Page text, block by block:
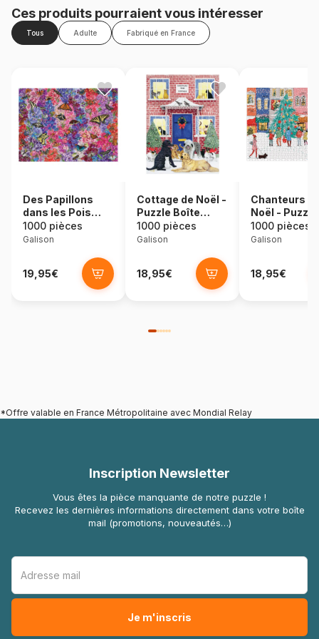
Ces produits pourraient vous intéresser
Tous Adulte Fabriqué en France
Des Papillons
dans les Pois
Sucrés - Troy
Litten
1000 pièces
Galison
19,95€
Cottage de Noël -
Puzzle Boîte
Carré de 1000
pièces
1000 pièces
Galison
18,95€
Chanteurs
Noël -
1000 Pièces
Boîte Carré
1000 pièces
Galison
18,95€
*Offre valable en France Métropolitaine avec Mondial Relay
Inscription Newsletter
Vous êtes la pièce manquante de notre puzzle !
Recevez les dernières informations directement dans votre boîte
mail (promotions, nouveautés…)